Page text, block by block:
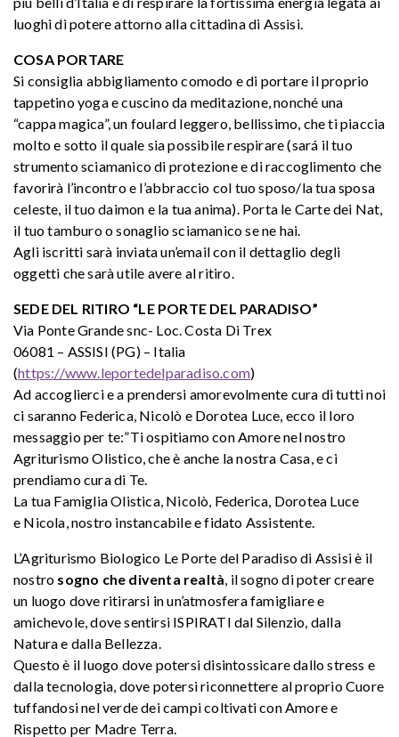
luoghi di potere attorno alla cittadina di Assisi.
COSA PORTARE
Si consiglia abbigliamento comodo e di portare il proprio
tappetino yoga e cuscino da meditazione, nonché una
“cappa magica”, un foulard leggero, bellissimo, che ti piaccia
molto e sotto il quale sia possibile respirare (sará il tuo
strumento sciamanico di protezione e di raccoglimento che
favorirà l’incontro e l’abbraccio col tuo sposo/la tua sposa
celeste, il tuo daimon e la tua anima). Porta le Carte dei Nat,
il tuo tamburo o sonaglio sciamanico se ne hai.
Agli iscritti sarà inviata un’email con il dettaglio degli
oggetti che sarà utile avere al ritiro.
SEDE DEL RITIRO “LE PORTE DEL PARADISO”
Via Ponte Grande snc- Loc. Costa Di Trex
06081 – ASSISI (PG) – Italia
(https://www.leportedelparadiso.com)
Ad accoglierci e a prendersi amorevolmente cura di tutti noi
ci saranno Federica, Nicolò e Dorotea Luce, ecco il loro
messaggio per te:”Ti ospitiamo con Amore nel nostro
Agriturismo Olistico, che è anche la nostra Casa, e ci
prendiamo cura di Te.
La tua Famiglia Olistica, Nicolò, Federica, Dorotea Luce
e Nicola, nostro instancabile e fidato Assistente.
L’Agriturismo Biologico Le Porte del Paradiso di Assisi è il
nostro sogno che diventa realtà , il sogno di poter creare
un luogo dove ritirarsi in un’atmosfera famigliare e
amichevole, dove sentirsi ISPIRATI dal Silenzio, dalla
Natura e dalla Bellezza.
Questo è il luogo dove potersi disintossicare dallo stress e
dalla tecnologia, dove potersi riconnettere al proprio Cuore
tuffandosi nel verde dei campi coltivati con Amore e
Rispetto per Madre Terra.